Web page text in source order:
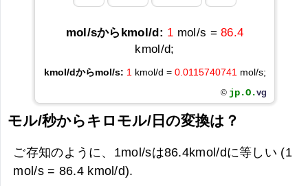
mol/sからkmol/d: 1 mol/s =86.4
kmol/d;
kmol/dからmol/s: 1kmol/d = 0.0115740741mol/s;
© jp.O.vg
モル/秒からキロモル/日の変換は？
ご存知のように、1mol/sは86.4kmol/dに等しい (1
mol/s = 86.4 kmol/d).